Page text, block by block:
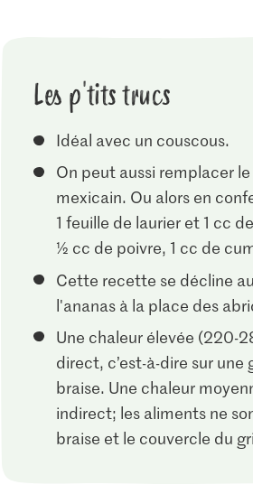
Les p'tits trucs
Idéal avec un couscous.
On peut aussi remplacer
mexicain. Ou alors en
1 feuille de laurier et 1 cc
½ cc de poivre, 1 cc de
Cette recette se décline
l'ananas à la place des
Une chaleur élevée (220-
direct, c’est-à-dire sur
braise. Une chaleur
indirect; les aliments ne
braise et le couvercle du